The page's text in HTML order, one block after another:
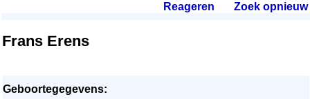
Reageren Zoek opnieuw.
Frans Erens
Geboortegegevens: